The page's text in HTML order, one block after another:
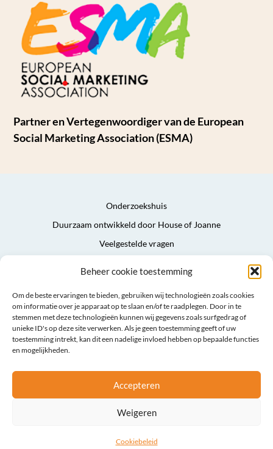
Beheer cookie toestemming
Om de beste ervaringen te bieden, gebruiken wij technologieën zoals cookies
om informatie over je apparaat op te slaan en/of te raadplegen. Door in te
stemmen met deze technologieën kunnen wij gegevens zoals surfgedrag of
unieke ID's op deze site verwerken. Als je geen toestemming geeft of uw
toestemming intrekt, kan dit een nadelige invloed hebben op bepaalde functies
en mogelijkheden.
Accepteren
Weigeren
Cookiebeleid
Partner en Vertegenwoordiger van de European
Social Marketing Association (ESMA)
Onderzoekshuis
Duurzaam ontwikkeld door House of Joanne
Veelgestelde vragen
Sitemap